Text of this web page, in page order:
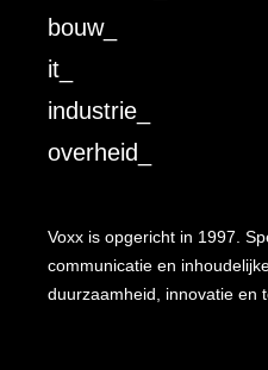
bouw_
it_
industrie_
overheid_
Voxx is opgericht in 1997.
communicatie en
duurzaamheid, innovatie en